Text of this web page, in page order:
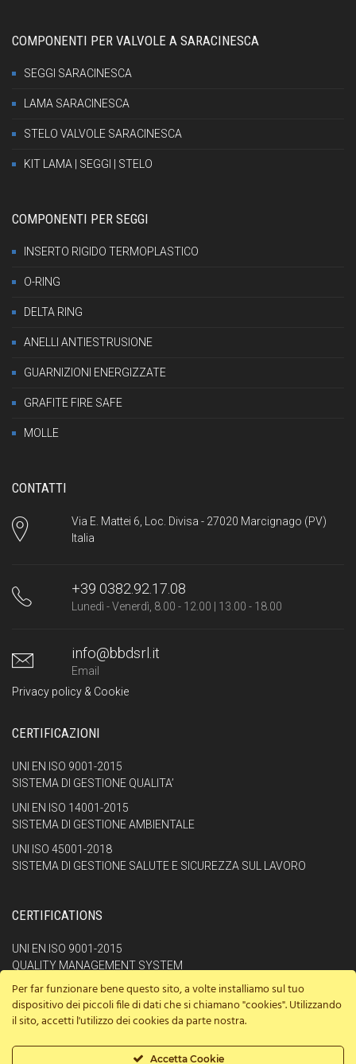
COMPONENTI PER VALVOLE A SARACINESCA
SEGGI SARACINESCA
LAMA SARACINESCA
STELO VALVOLE SARACINESCA
KIT LAMA | SEGGI | STELO
COMPONENTI PER SEGGI
INSERTO RIGIDO TERMOPLASTICO
O-RING
DELTA RING
ANELLI ANTIESTRUSIONE
GUARNIZIONI ENERGIZZATE
GRAFITE FIRE SAFE
MOLLE
CONTATTI
Via E. Mattei 6, Loc. Divisa - 27020 Marcignago (PV)
Italia
+39 0382.92.17.08
Lunedì - Venerdì, 8.00 - 12.00 | 13.00 - 18.00
info@bbdsrl.it
Email
Privacy policy & Cookie
CERTIFICAZIONI
UNI EN ISO 9001-2015
SISTEMA DI GESTIONE QUALITA’
UNI EN ISO 14001-2015
SISTEMA DI GESTIONE AMBIENTALE
UNI ISO 45001-2018
SISTEMA DI GESTIONE SALUTE E SICUREZZA SUL LAVORO
CERTIFICATIONS
UNI EN ISO 9001-2015
QUALITY MANAGEMENT SYSTEM
UNI ISO 45001-2018
OCCUPATIONAL HEALTHAND SAFETY MANAGEMENT SYSTEM
ENVIRONMENTAL MANAGEMENT SYSTEM
Per far funzionare bene questo sito, a volte installiamo sul tuo
dispositivo dei piccoli file di dati che si chiamano "cookies". Utilizzando
il sito, accetti l'utilizzo dei cookies da parte nostra.
Accetta Cookie